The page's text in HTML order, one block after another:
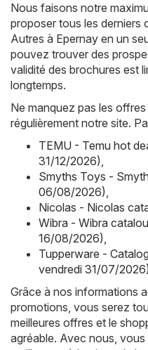
Nous faisons notre
proposer tous les derniers
Autres à Epernay en un
pouvez trouver des
validité des brochures est
longtemps.
Ne manquez pas les
régulièrement notre site.
TEMU - Temu hot
31/12/2026),
Smyths Toys -
06/08/2026),
Nicolas - Nicolas
Wibra - Wibra
16/08/2026),
Tupperware -
vendredi 31/07/2026)
Grâce à nos informations
promotions, vous serez
meilleures offres et le
agréable. Avec nous,